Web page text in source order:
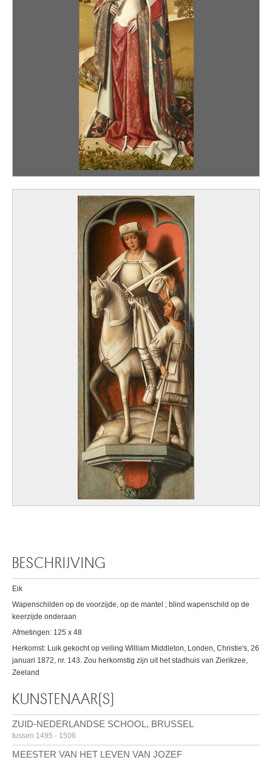
BESCHRIJVING
Eik
Wapenschilden op de voorzijde, op de mantel ; blind wapenschild op de
keerzijde onderaan
Afmetingen: 125 x 48
Herkomst: Luik gekocht op veiling William Middleton, Londen, Christie's, 26
januari 1872, nr. 143. Zou herkomstig zijn uit het stadhuis van Zierikzee,
Zeeland
KUNSTENAAR(S)
ZUID-NEDERLANDSE SCHOOL, BRUSSEL
tussen 1495 - 1506
MEESTER VAN HET LEVEN VAN JOZEF